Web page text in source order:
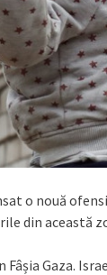
o nouă
din această
Fâșia Gaza.